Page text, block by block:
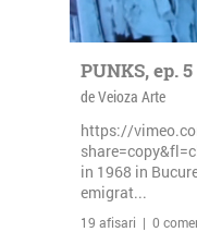
PUNKS, ep.
de Veioza Arte
https://
in 1968 in
emigrat...
19 afisari | 0